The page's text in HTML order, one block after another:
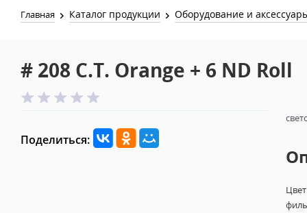
Главная Каталог продукции Оборудование и
# 208 C.T. Orange + 6 ND Roll
Поделиться: